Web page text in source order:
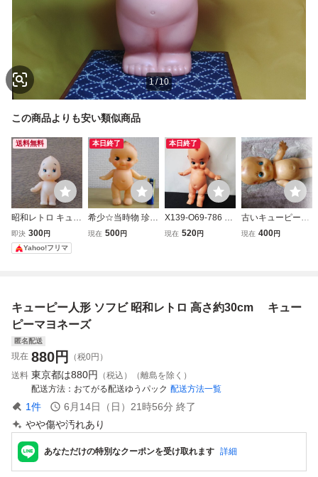
1/ 10
この商品よりも安い類似商品
送料無料
昭和レトロ キュー
ピー人形 ソフビ人
形 青目
即決 300円
Yahoo!フリマ
本日終了
希少☆当時物 珍品
パチ デコちゃん・
現在 500円
本日終了
X139-O69-786 キ
ューピー人形 特大
ギュア OE
現在 520円
古いキューピーソ
フビ人形 昭和レ
現在 400円
キューピー人形 ソフビ 昭和レトロ 高さ約30cm キュー
ピーマヨネーズ
匿名配送
現在 880円
（税0円）
送料 東京都は880円
（税込）（離島を除く）
配送方法
おてがる配送ゆうパック 配送方法一覧
1件 6月14日（日）21時56分 終了
やや傷や汚れあり
あなただけの特別なクーポンを受け取れます 詳細